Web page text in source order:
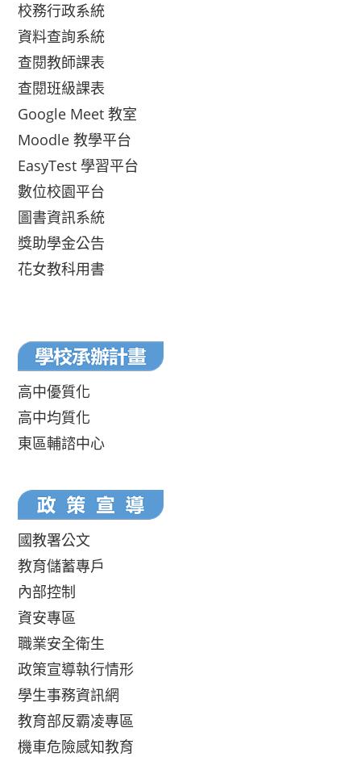
校務行政系統
資料查詢系統
查閱教師課表
查閱班級課表
Google Meet 教室
Moodle 教學平台
EasyTest 學習平台
數位校園平台
圖書資訊系統
獎助學金公告
花女教科用書
高中優質化
高中均質化
東區輔諮中心
國教署公文
教育儲蓄專戶
內部控制
資安專區
職業安全衛生
政策宣導執行情形
學生事務資訊網
教育部反霸凌專區
機車危險感知教育